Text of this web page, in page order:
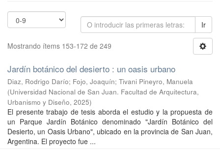
Ir
Mostrando ítems 153-172 de 249
Jardín botánico del desierto : un oasis urbano
Diaz, Rodrigo Darío; Fojo, Joaquín; Tivani Pineyro, Manuela
(Universidad Nacional de San Juan. Facultad de Arquitectura,
Urbanismo y Diseño, 2025)
El presente trabajo de tesis aborda el estudio y la propuesta de
un Parque Jardín Botánico denominado "Jardín Botánico del
Desierto, un Oasis Urbano", ubicado en la provincia de San Juan,
Argentina. El proyecto fue ...